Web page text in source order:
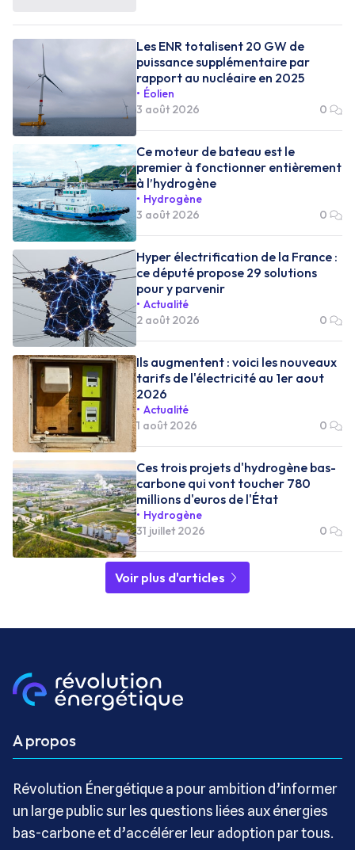
Les ENR totalisent 20 GW de
puissance supplémentaire par
rapport au nucléaire en 2025
Éolien
3 août 2026
0
Ce moteur de bateau est le
premier à fonctionner entièrement
à l’hydrogène
Hydrogène
3 août 2026
0
Hyper électrification de la France :
ce député propose 29 solutions
pour y parvenir
Actualité
2 août 2026
0
Ils augmentent : voici les nouveaux
tarifs de l'électricité au 1er aout
2026
Actualité
1 août 2026
0
Ces trois projets d'hydrogène bas-
carbone qui vont toucher 780
millions d'euros de l'État
Hydrogène
31 juillet 2026
0
Voir plus d'articles
A propos
Révolution Énergétique a pour ambition d’informer
un large public sur les questions liées aux énergies
bas-carbone et d’accélérer leur adoption par tous.